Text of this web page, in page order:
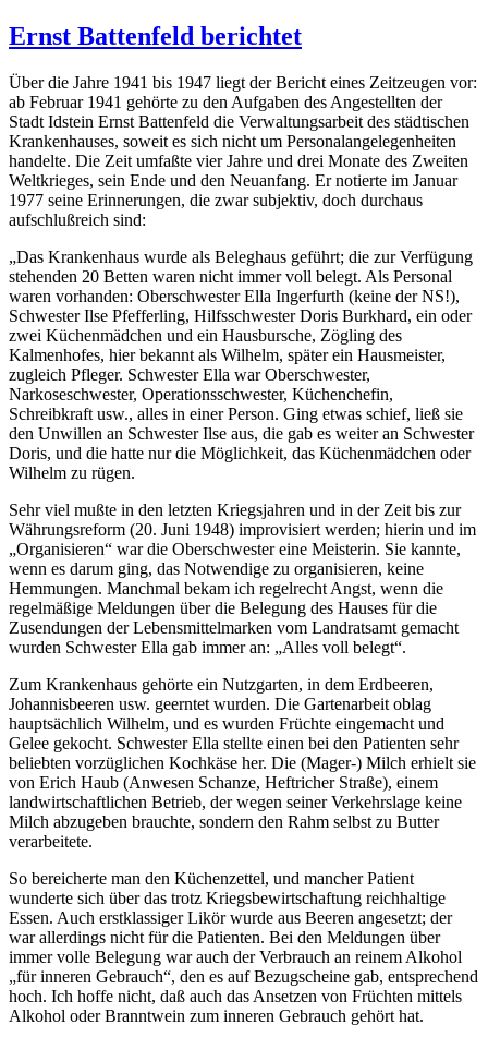
Ernst Battenfeld berichtet
Über die Jahre 1941 bis 1947 liegt der Bericht eines Zeitzeugen vor:
ab Februar 1941 gehörte zu den Aufgaben des Angestellten der
Stadt Idstein Ernst Battenfeld die Verwaltungsarbeit des städtischen
Krankenhauses, soweit es sich nicht um Personalangelegenheiten
handelte. Die Zeit umfaßte vier Jahre und drei Monate des Zweiten
Weltkrieges, sein Ende und den Neuanfang. Er notierte im Januar
1977 seine Erinnerungen, die zwar subjektiv, doch durchaus
aufschlußreich sind:
„Das Krankenhaus wurde als Beleghaus geführt; die zur Verfügung
stehenden 20 Betten waren nicht immer voll belegt. Als Personal
waren vorhanden: Oberschwester Ella Ingerfurth (keine der NS!),
Schwester Ilse Pfefferling, Hilfsschwester Doris Burkhard, ein oder
zwei Küchenmädchen und ein Hausbursche, Zögling des
Kalmenhofes, hier bekannt als Wilhelm, später ein Hausmeister,
zugleich Pfleger. Schwester Ella war Oberschwester,
Narkoseschwester, Operationsschwester, Küchenchefin,
Schreibkraft usw., alles in einer Person. Ging etwas schief, ließ sie
den Unwillen an Schwester Ilse aus, die gab es weiter an Schwester
Doris, und die hatte nur die Möglichkeit, das Küchenmädchen oder
Wilhelm zu rügen.
Sehr viel mußte in den letzten Kriegsjahren und in der Zeit bis zur
Währungsreform (20. Juni 1948) improvisiert werden; hierin und im
„Organisieren“ war die Oberschwester eine Meisterin. Sie kannte,
wenn es darum ging, das Notwendige zu organisieren, keine
Hemmungen. Manchmal bekam ich regelrecht Angst, wenn die
regelmäßige Meldungen über die Belegung des Hauses für die
Zusendungen der Lebensmittelmarken vom Landratsamt gemacht
wurden Schwester Ella gab immer an: „Alles voll belegt“.
Zum Krankenhaus gehörte ein Nutzgarten, in dem Erdbeeren,
Johannisbeeren usw. geerntet wurden. Die Gartenarbeit oblag
hauptsächlich Wilhelm, und es wurden Früchte eingemacht und
Gelee gekocht. Schwester Ella stellte einen bei den Patienten sehr
beliebten vorzüglichen Kochkäse her. Die (Mager-) Milch erhielt sie
von Erich Haub (Anwesen Schanze, Heftricher Straße), einem
landwirtschaftlichen Betrieb, der wegen seiner Verkehrslage keine
Milch abzugeben brauchte, sondern den Rahm selbst zu Butter
verarbeitete.
So bereicherte man den Küchenzettel, und mancher Patient
wunderte sich über das trotz Kriegsbewirtschaftung reichhaltige
Essen. Auch erstklassiger Likör wurde aus Beeren angesetzt; der
war allerdings nicht für die Patienten. Bei den Meldungen über
immer volle Belegung war auch der Verbrauch an reinem Alkohol
„für inneren Gebrauch“, den es auf Bezugscheine gab, entsprechend
hoch. Ich hoffe nicht, daß auch das Ansetzen von Früchten mittels
Alkohol oder Branntwein zum inneren Gebrauch gehört hat.